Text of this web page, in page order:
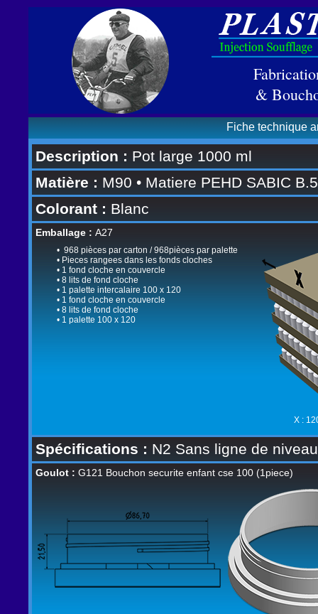
&
Fiche technique
Description : Pot large 1000 ml
Matière : M90 • Matiere PEHD SABIC
Colorant : Blanc
Emballage : A27
• 968 pièces par carton / 968pièces par palette
• Pieces rangees dans les fonds cloches
• 1 fond cloche en couvercle
• 8 lits de fond cloche
• 1 palette intercalaire 100 x 120
• 1 fond cloche en couvercle
• 8 lits de fond cloche
• 1 palette 100 x 120
X :
Spécifications : N2 Sans ligne de
Goulot : G121 Bouchon securite enfant cse 100 (1piece)